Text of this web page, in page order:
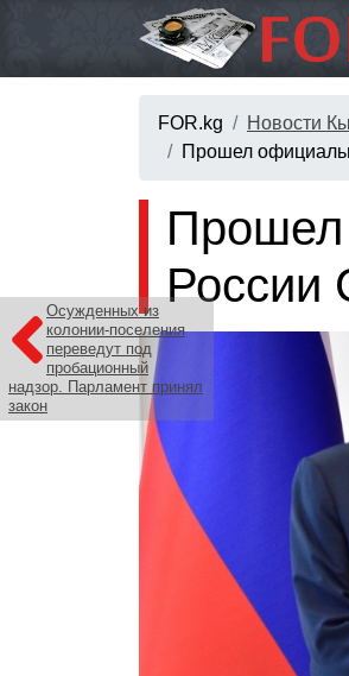
FOR.kg
Новости
Прошел
Осужденных из
колонии-поселения
переведут под
пробационный
надзор. Парламент принял
закон
России